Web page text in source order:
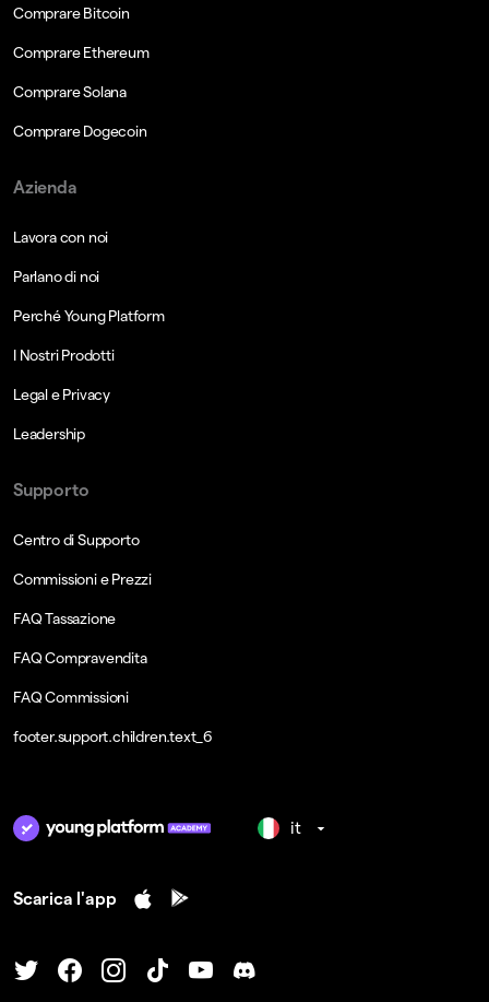
Comprare Bitcoin
Comprare Ethereum
Comprare Solana
Comprare Dogecoin
Azienda
Lavora con noi
Parlano di noi
Perché Young Platform
I Nostri Prodotti
Legal e Privacy
Leadership
Supporto
Centro di Supporto
Commissioni e Prezzi
FAQ Tassazione
FAQ Compravendita
FAQ Commissioni
footer.support.children.text_6
it
Scarica l'app